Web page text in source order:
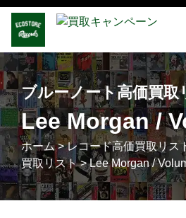
ブルーノート高価買取
Lee Morgan /
ホーム>レコード高価買取リス
買取リスト>Lee Morgan /